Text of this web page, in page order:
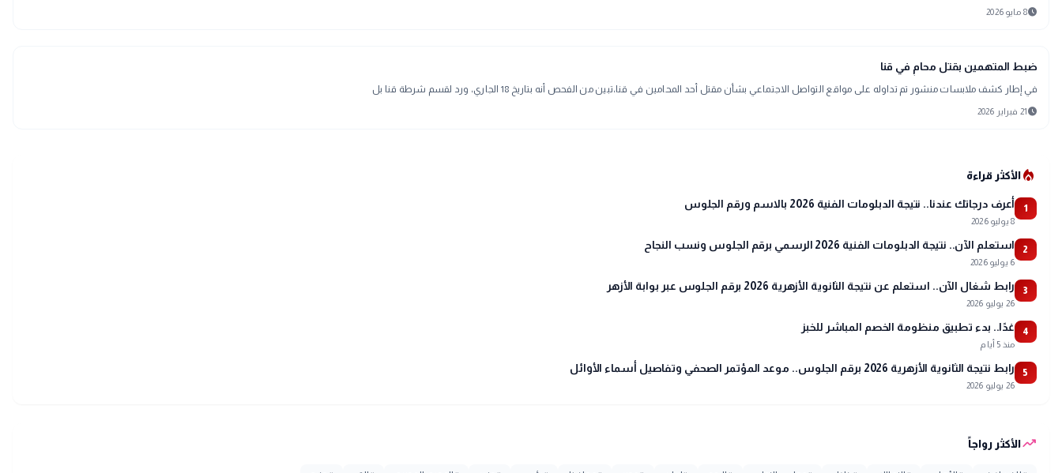
schedule8 مايو 2026
gavel
حوادث ومحاكم
ضبط المتهمين بقتل محامٍ في قنا
في إطار كشف ملابسات منشور تم تداوله على مواقع التواصل الاجتماعي بشأن مقتل أحد المحامين في قنا،تبين من الفحص أنه بتاريخ 18 الجاري، ورد لقسم شرطة قنا بل
schedule21 فبراير 2026
local_fire_departmentالأكثر قراءة
1 أعرف درجاتك عندنا.. نتيجة الدبلومات الفنية 2026 بالاسم ورقم الجلوس
8 يوليو 2026
2 استعلم الآن.. نتيجة الدبلومات الفنية 2026 الرسمي برقم الجلوس ونسب النجاح
6 يوليو 2026
3 رابط شغال الآن.. استعلم عن نتيجة الثانوية الأزهرية 2026 برقم الجلوس عبر بوابة الأزهر
26 يوليو 2026
4 غدًا.. بدء تطبيق منظومة الخصم المباشر للخبز
منذ 5 أيام
5 رابط نتيجة الثانوية الأزهرية 2026 برقم الجلوس.. موعد المؤتمر الصحفي وتفاصيل أسماء الأوائل
26 يوليو 2026
trending_upالأكثر رواجاً